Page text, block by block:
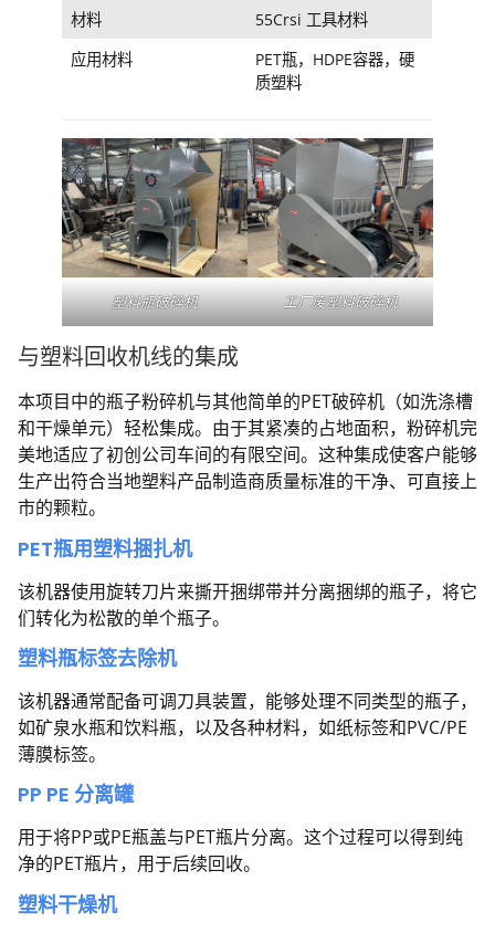
材料
55Crsi 工具材料
应用材料
PET瓶，HDPE容器，硬
质塑料
塑料瓶破碎机 工厂废塑料破碎机
与塑料回收机线的集成
本项目中的瓶子粉碎机与其他简单的PET破碎机（如洗涤槽
和干燥单元）轻松集成。由于其紧凑的占地面积，粉碎机完
美地适应了初创公司车间的有限空间。这种集成使客户能够
生产出符合当地塑料产品制造商质量标准的干净、可直接上
市的颗粒。
PET瓶用塑料捆扎机
该机器使用旋转刀片来撕开捆绑带并分离捆绑的瓶子，将它
们转化为松散的单个瓶子。
塑料瓶标签去除机
该机器通常配备可调刀具装置，能够处理不同类型的瓶子，
如矿泉水瓶和饮料瓶，以及各种材料，如纸标签和PVC/PE
薄膜标签。
PP PE 分离罐
用于将PP或PE瓶盖与PET瓶片分离。这个过程可以得到纯
净的PET瓶片，用于后续回收。
塑料干燥机